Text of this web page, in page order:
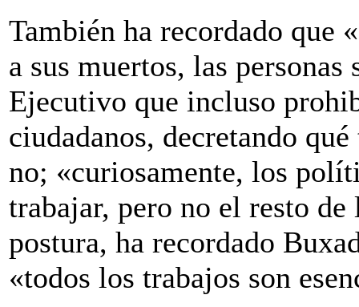
También ha recordado que
a sus muertos, las
Ejecutivo que incluso
ciudadanos, decretando
no; «curiosamente, los
trabajar, pero no el resto de
postura, ha recordado
«todos los trabajos son